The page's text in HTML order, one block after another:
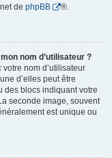
de phpBB ®.
nom d’utilisateur ?
nom d’utilisateur
d’elles peut être
des blocs indiquant votre
seconde image, souvent
est unique ou